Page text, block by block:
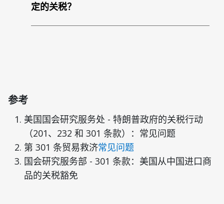
定的关税？
参考
美国国会研究服务处 - 特朗普政府的关税行动
（201、232 和 301 条款）：常见问题
第 301 条贸易救济常见问题
国会研究服务部 - 301 条款：美国从中国进口商
品的关税豁免